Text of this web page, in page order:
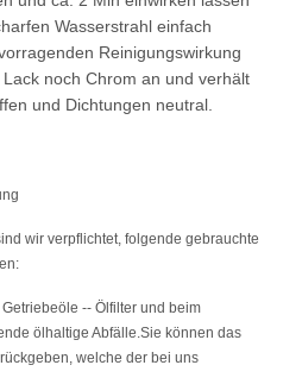
Wasserstrahl einfach
Reinigungswirkung
noch Chrom an und verhält
und Dichtungen neutral.
wir verpflichtet, folgende gebrauchte
-- Ölfilter und beim
ölhaltige Abfälle.Sie können das
welche der bei uns